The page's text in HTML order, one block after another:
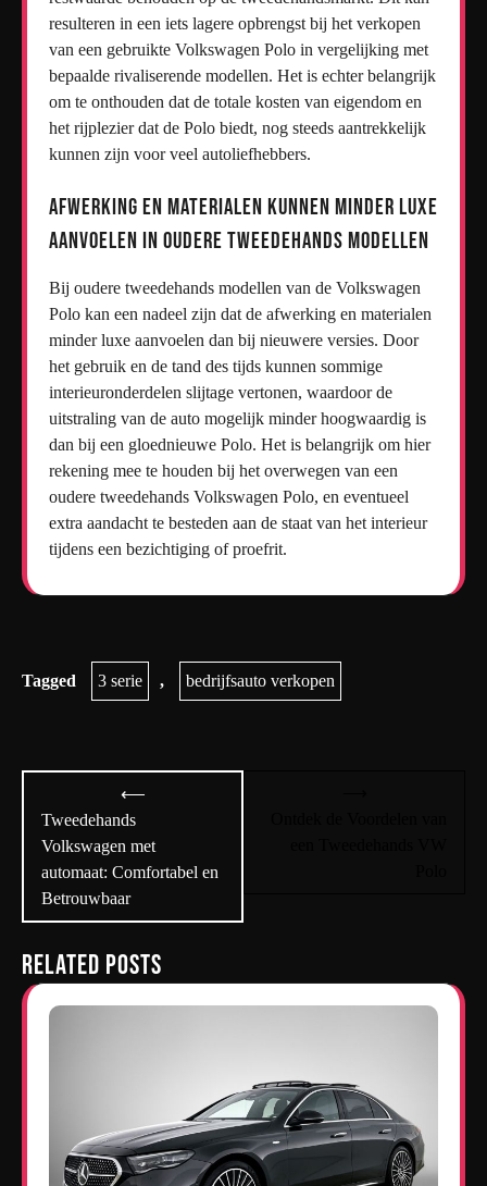
resulteren in een iets lagere opbrengst bij het verkopen
van een gebruikte Volkswagen Polo in vergelijking met
bepaalde rivaliserende modellen. Het is echter belangrijk
om te onthouden dat de totale kosten van eigendom en
het rijplezier dat de Polo biedt, nog steeds aantrekkelijk
kunnen zijn voor veel autoliefhebbers.
Afwerking en materialen kunnen minder luxe
aanvoelen in oudere tweedehands modellen
Bij oudere tweedehands modellen van de Volkswagen
Polo kan een nadeel zijn dat de afwerking en materialen
minder luxe aanvoelen dan bij nieuwere versies. Door
het gebruik en de tand des tijds kunnen sommige
interieuronderdelen slijtage vertonen, waardoor de
uitstraling van de auto mogelijk minder hoogwaardig is
dan bij een gloednieuwe Polo. Het is belangrijk om hier
rekening mee te houden bij het overwegen van een
oudere tweedehands Volkswagen Polo, en eventueel
extra aandacht te besteden aan de staat van het interieur
tijdens een bezichtiging of proefrit.
Tagged 3 serie , bedrijfsauto verkopen
navigatie
⟵
Tweedehands
Volkswagen met
automaat: Comfortabel en
Betrouwbaar
Related Posts